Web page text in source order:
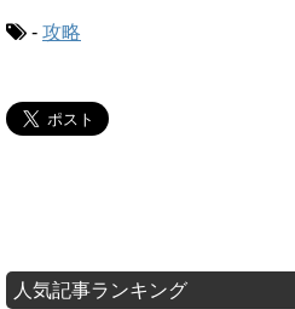
- 攻略
人気記事ランキング